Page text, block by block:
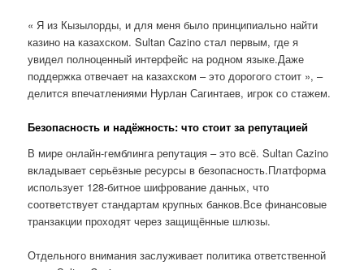
« Я из Кызылорды, и для меня было принципиально найти
казино на казахском. Sultan Cazino стал первым, где я
увидел полноценный интерфейс на родном языке.Даже
поддержка отвечает на казахском – это дорогого стоит », –
делится впечатлениями Нурлан Сагинтаев, игрок со стажем.
Безопасность и надёжность: что стоит за репутацией
В мире онлайн-гемблинга репутация – это всё. Sultan Cazino
вкладывает серьёзные ресурсы в безопасность.Платформа
использует 128-битное шифрование данных, что
соответствует стандартам крупных банков.Все финансовые
транзакции проходят через защищённые шлюзы.
Отдельного внимания заслуживает политика ответственной